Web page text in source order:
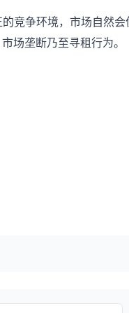
竞争环境，市场自然会
场垄断乃至寻租行为。